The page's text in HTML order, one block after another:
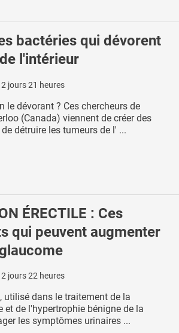
bactéries qui dévorent
l'intérieur
2 jours 21 heures
le dévorant ? Ces chercheurs de
(Canada) viennent de créer des
détruire les tumeurs de l' ...
ÉRECTILE : Ces
qui peuvent augmenter
2 jours 22 heures
utilisé dans le traitement de la
et de l'hypertrophie bénigne de la
les symptômes urinaires ...